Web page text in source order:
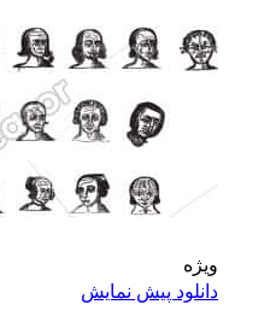
ویژه
دانلود پیش نمایش